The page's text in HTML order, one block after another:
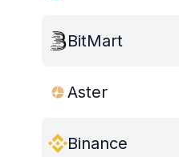
BitMart
Aster
Binance